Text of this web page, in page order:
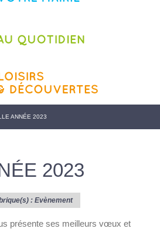
ANNÉE 2023
2023
: Evènement
présente ses meilleurs vœux et